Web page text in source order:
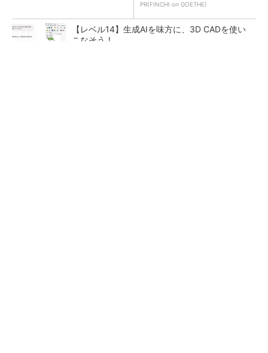
PR(FINCHI on GOETHE)
【レベル14】生成AIを味方に、3D CADを使い
こなそう！